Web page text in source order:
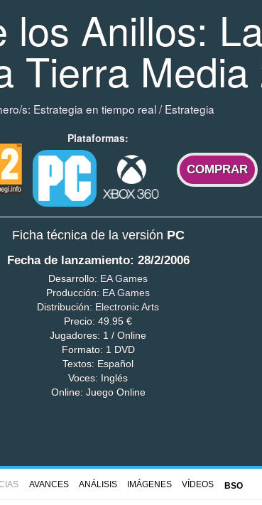
los Anillos:
Tierra Media
s: Estrategia en tiempo real/Estrategia
Plataformas:
COMPRAR
Ficha técnica de la versión PC
Fecha de lanzamiento: 28/2/2006
Desarrollo: EA Games
Producción: EA Games
Distribución: Electronic Arts
Precio: 49.95 €
Jugadores: 1 / Online
Formato: 1 DVD
Textos: Español
Voces: Inglés
Online: Juego Online
AVANCES ANÁLISIS IMÁGENES VÍDEOS BSO